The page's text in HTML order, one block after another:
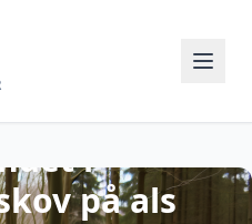
i
på als